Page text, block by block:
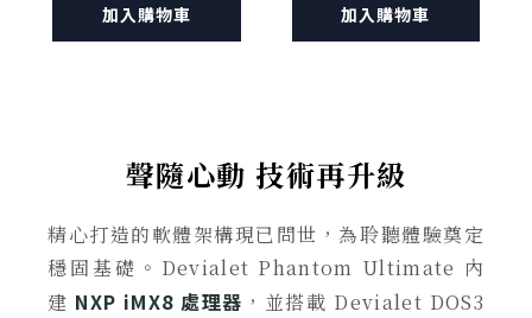
加入購物車 加入購物車
聲隨心動 技術再升級
精心打造的軟體架構現已問世，為聆聽體驗奠定
穩固基礎。Devialet Phantom Ultimate 內
建 NXP iMX8 處理器 ，並搭載 Devialet DOS3